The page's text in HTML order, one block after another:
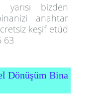
yarısı bizden
anahtar
keşif etüd
63
Dönüşüm Bina